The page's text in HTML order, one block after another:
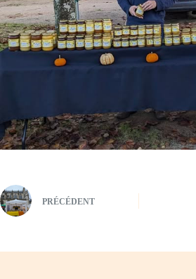
PRÉCÉDENT